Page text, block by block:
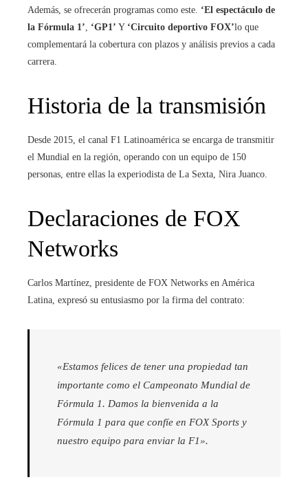
Además, se ofrecerán programas como este. ‘El espectáculo de
la Fórmula 1’, ‘GP1’ Y ‘Circuito deportivo FOX’lo que
complementará la cobertura con plazos y análisis previos a cada
carrera.
Historia de la transmisión
Desde 2015, el canal F1 Latinoamérica se encarga de transmitir
el Mundial en la región, operando con un equipo de 150
personas, entre ellas la experiodista de La Sexta, Nira Juanco.
Declaraciones de FOX
Networks
Carlos Martínez, presidente de FOX Networks en América
Latina, expresó su entusiasmo por la firma del contrato:
«Estamos felices de tener una propiedad tan
importante como el Campeonato Mundial de
Fórmula 1. Damos la bienvenida a la
Fórmula 1 para que confíe en FOX Sports y
nuestro equipo para enviar la F1».